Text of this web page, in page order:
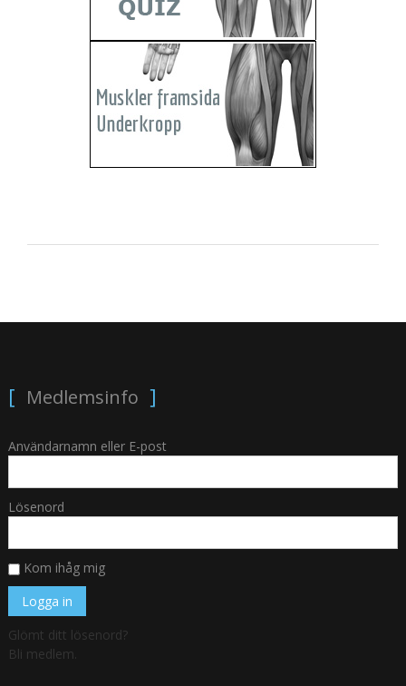
Medlemsinfo
Användarnamn eller E-post
Lösenord
Kom ihåg mig
Glömt ditt lösenord?
Bli medlem.